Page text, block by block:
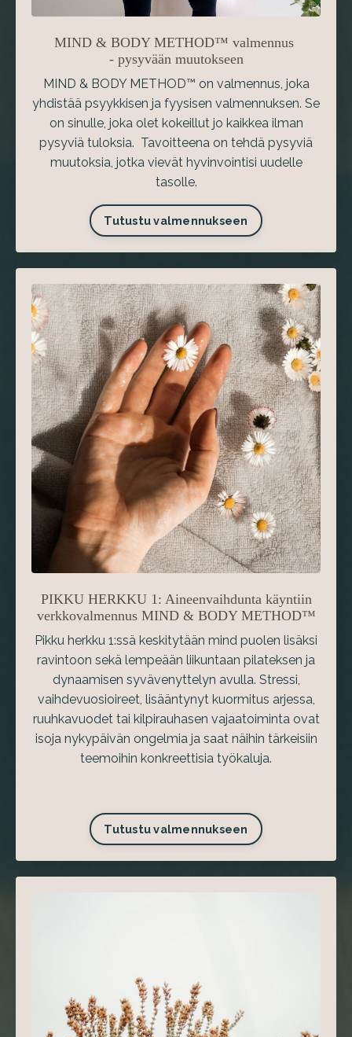
MIND & BODY METHOD™ valmennus
- pysyvään muutokseen
MIND & BODY METHOD™ on valmennus, joka
yhdistää psyykkisen ja fyysisen valmennuksen. Se
on sinulle, joka olet kokeillut jo kaikkea ilman
pysyviä tuloksia. Tavoitteena on tehdä pysyviä
muutoksia, jotka vievät hyvinvointisi uudelle
tasolle.
Tutustu valmennukseen
PIKKU HERKKU 1: Aineenvaihdunta käyntiin
verkkovalmennus MIND & BODY METHOD™
Pikku herkku 1:ssä keskitytään mind puolen lisäksi
ravintoon sekä lempeään liikuntaan pilateksen ja
dynaamisen syvävenyttelyn avulla. Stressi,
vaihdevuosioireet, lisääntynyt kuormitus arjessa,
ruuhkavuodet tai kilpirauhasen vajaatoiminta ovat
isoja nykypäivän ongelmia ja saat näihin tärkeisiin
teemoihin konkreettisia työkaluja.
Tutustu valmennukseen